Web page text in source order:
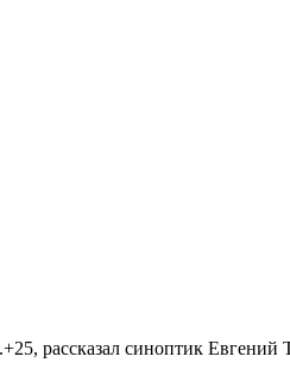
рассказал синоптик